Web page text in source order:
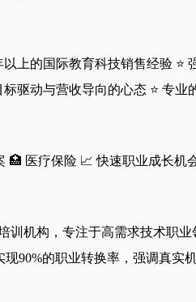
以上的国际教育科技销售经验
驱动与营收导向的心态 ⭐ 专
🏥 医疗保险 📈 快速职业成长
训机构，专注于高需求技术职
90%的职业转换率，强调真实